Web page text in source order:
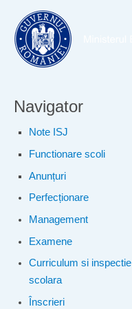
Meniu principal
Navigator
Note ISJ
Functionare scoli
Anunțuri
Perfecționare
Management
Examene
Curriculum si inspectie
scolara
Înscrieri